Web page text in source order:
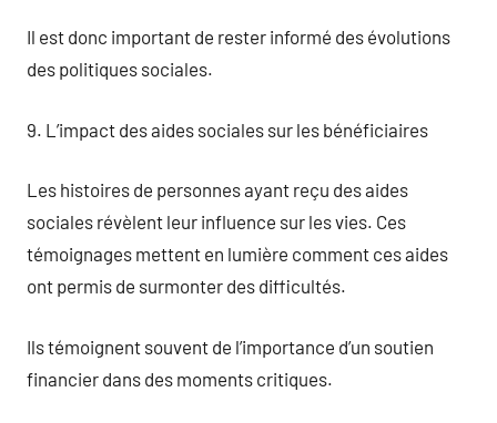
Il est donc important de rester informé des évolutions
des politiques sociales.
9. L’impact des aides sociales sur les bénéficiaires
Les histoires de personnes ayant reçu des aides
sociales révèlent leur influence sur les vies. Ces
témoignages mettent en lumière comment ces aides
ont permis de surmonter des difficultés.
Ils témoignent souvent de l’importance d’un soutien
financier dans des moments critiques.